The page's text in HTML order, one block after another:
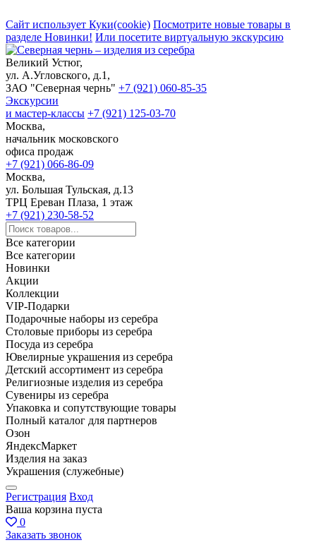
Сайт использует Куки(cookie) Посмотрите новые товары в
разделе Новинки! Или посетите виртуальную экскурсию
Великий Устюг,
ул. А.Угловского, д.1,
ЗАО "Северная чернь" +7 (921) 060-85-35
Экскурсии
и мастер-классы +7 (921) 125-03-70
Москва,
начальник московского
офиса продаж
+7 (921) 066-86-09
Москва,
ул. Большая Тульская, д.13
ТРЦ Ереван Плаза, 1 этаж
+7 (921) 230-58-52
Все категории
Все категории
Новинки
Акции
Коллекции
VIP-Подарки
Подарочные наборы из серебра
Столовые приборы из серебра
Посуда из серебра
Ювелирные украшения из серебра
Детский ассортимент из серебра
Религиозные изделия из серебра
Сувениры из серебра
Упаковка и сопутствующие товары
Полный каталог для партнеров
Озон
ЯндексМаркет
Изделия на заказ
Украшения (служебные)
Регистрация Вход
Ваша корзина пуста
0
Заказать звонок